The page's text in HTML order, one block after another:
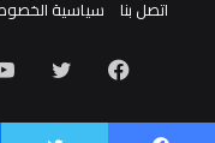
اتصل بنا
سياسية
فيسبوك